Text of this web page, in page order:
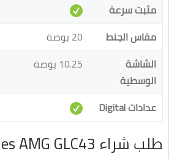
مثبت سرعة
مقاس الجنط
20 بوصة
الشاشة
الوسطية
10.25 بوصة
عدادات Digital
طلب شراء Mercedes AMG GLC43